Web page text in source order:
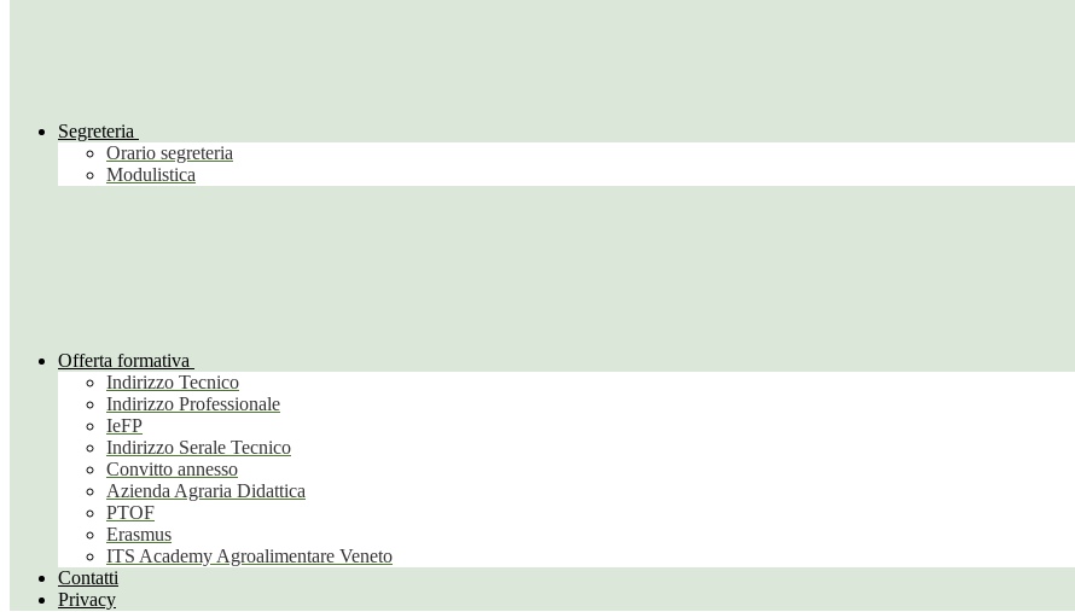
Segreteria
Orario segreteria
Modulistica
Offerta formativa
Indirizzo Tecnico
Indirizzo Professionale
IeFP
Indirizzo Serale Tecnico
Convitto annesso
Azienda Agraria Didattica
PTOF
Erasmus
ITS Academy Agroalimentare Veneto
Contatti
Privacy